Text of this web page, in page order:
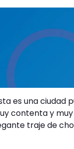
es una ciudad
contenta y muy
traje de